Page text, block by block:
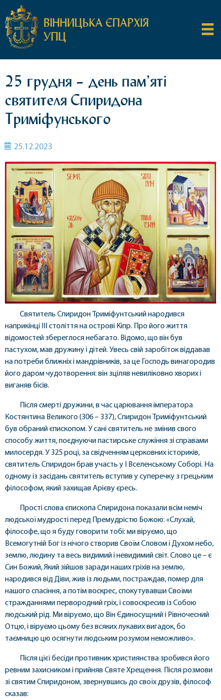
ВІННИЦЬКА ЄПАРХІЯ
УПЦ
25 грудня – день пам’яті
святителя Спиридона
Триміфунського
25.12.2023
Cвятитель Спиридон Триміфунтський народився
наприкінці III століття на острові Кіпр. Про його життя
відомостей збереглося небагато. Відомо, що він був
пастухом, мав дружину і дітей. Увесь свій заробіток віддавав
на потреби ближніх і мандрівників, за це Господь винагородив
його даром чудотворення: він зціляв невиліковно хворих і
виганяв бісів.
Після смерті дружини, в час царювання імператора
Костянтина Великого (306 – 337), Спиридон Триміфунтський
був обраний єпископом. У сані святитель не змінив свого
способу життя, поєднуючи пастирське служіння зі справами
милосердя. У 325 році, за свідченням церковних істориків,
святитель Спиридон брав участь у I Вселенському Соборі. На
одному із засідань святитель вступив у суперечку з грецьким
філософом, який захищав Арієву єресь.
Прості слова єпископа Спиридона показали всім неміч
людської мудрості перед Премудрістю Божою: «Слухай,
філософе, що я буду говорити тобі: ми віруємо, що
Всемогутній Бог із нічого створив Своїм Словом і Духом небо,
землю, людину та весь видимий і невидимий світ. Слово це – є
Син Божий, Який зійшов заради наших гріхів на землю,
народився від Діви, жив із людьми, постраждав, помер для
нашого спасіння, а потім воскрес, спокутувавши Своїми
стражданнями первородний гріх, і совоскресив із Собою
людський рід. Ми віруємо, що Він Єдиносущний і Рівночесний
Отцю, і віруємо цьому без всяких лукавих вигадок, бо
таємницю цю осягнути людським розумом неможливо».
Після цієї бесіди противник християнства зробився його
ревним захисником і прийняв Святе Хрещення. Після розмови
зі святим Спиридоном, звернувшись до своїх друзів, філософ
сказав: